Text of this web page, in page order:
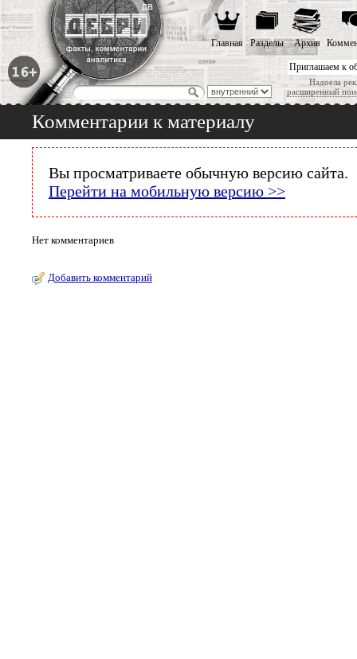
Приглашаем к
Надоела
расширенный
Главная Разделы Архив
Комментарии к материалу
Вы просматриваете обычную версию сайта.
Перейти на мобильную версию >>
Нет комментариев
Добавить комментарий